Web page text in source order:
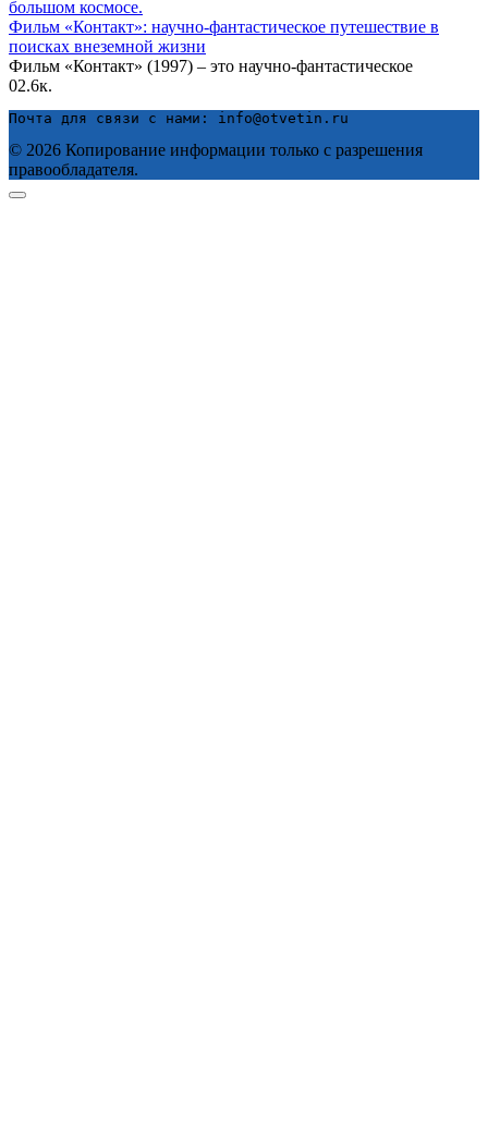
Фильм «Контакт»: научно-фантастическое путешествие в
поисках внеземной жизни
Фильм «Контакт» (1997) – это научно-фантастическое
02.6к.
Почта для связи с нами: info@otvetin.ru
© 2026 Копирование информации только с разрешения
правообладателя.